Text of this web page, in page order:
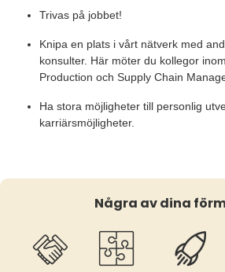
Trivas på jobbet!
Knipa en plats i vårt nätverk med
konsulter. Här möter du kollegor
Production och Supply Chain
Ha stora möjligheter till personlig
karriärsmöjligheter.
Några av dina